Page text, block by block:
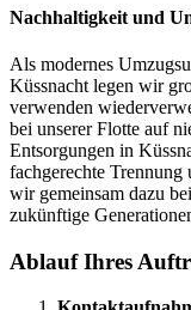
Nachhaltigkeit und
Als modernes
Küssnacht legen wir
verwenden
bei unserer Flotte auf
Entsorgungen in
fachgerechte
wir gemeinsam dazu
zukünftige
Ablauf Ihres